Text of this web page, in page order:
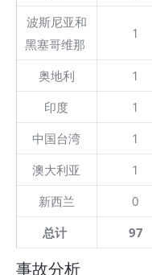
波斯尼亚和
黑塞哥维那
1
奥地利 1
印度
1
中国台湾
1
澳大利亚
1
新西兰
0
总计
97
事故分析